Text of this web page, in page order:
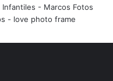
Infantiles - Marcos Fotos
- love photo frame